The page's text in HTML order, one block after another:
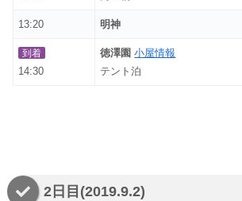
13:20 明神
到着
14:30
徳澤園 小屋情報
テント泊
2日目(2019.9.2)